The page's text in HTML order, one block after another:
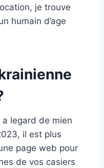
je trouve
humain d’age
legard de mien
il est plus
page web pour
de vos casiers